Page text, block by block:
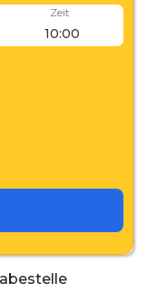
Zeit